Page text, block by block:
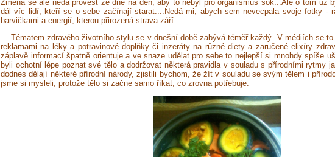
Změna se ale nedá provést ze dne na den, aby to nebyl pro organismus šok...Ale o tom už
dál víc lidí, kteří se o sebe začínají starat....Nedá mi, abych sem nevecpala svoje fotky -
barvičkami a energií, kterou přirozená strava září...
Tématem zdravého životního stylu se v dnešní době zabývá téměř každý. V médiích se
reklamami na léky a potravinové doplňky či inzeráty na různé diety a zaručené elixíry
záplavě informací špatně orientuje a ve snaze udělat pro sebe to nejlepší si mnohdy spíše
byli ochotní lépe poznat své tělo a dodržovat některá pravidla v souladu s přírodními rytmy
dodnes dělají některé přírodní národy, zjistili bychom, že žít v souladu se svým tělem i
jsme si mysleli, protože tělo si začne samo říkat, co zrovna potřebuje.